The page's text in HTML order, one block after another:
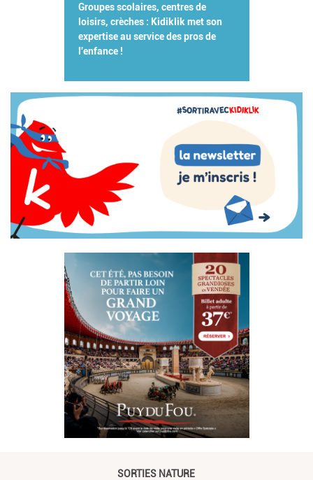
Groupes scolaires, centres de
loisirs, crèches : Kidiklik met son
expertise au service des pros de
l'enfance !
SORTIES NATURE